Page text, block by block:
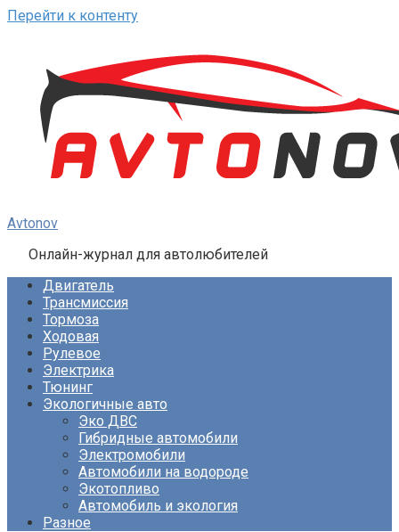
Перейти к контенту
Avtonov
Онлайн-журнал для автолюбителей
Двигатель
Трансмиссия
Тормоза
Ходовая
Рулевое
Электрика
Тюнинг
Экологичные авто
Эко ДВС
Гибридные автомобили
Электромобили
Автомобили на водороде
Экотопливо
Автомобиль и экология
Разное